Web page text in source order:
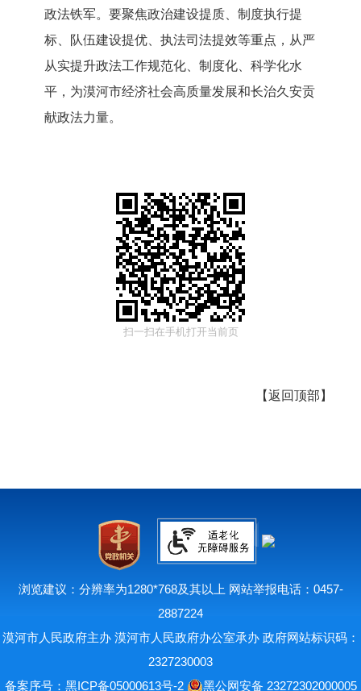
政法铁军。要聚焦政治建设提质、制度执行提
标、队伍建设提优、执法司法提效等重点，从严
从实提升政法工作规范化、制度化、科学化水
平，为漠河市经济社会高质量发展和长治久安贡
献政法力量。
扫一扫在手机打开当前页
【返回顶部 】
浏览建议：分辨率为1280*768及其以上 网站举报电话：0457-
2887224
漠河市人民政府主办 漠河市人民政府办公室承办 政府网站标识码：
2327230003
备案序号： 黑ICP备05000613号-2 黑公网安备 23272302000005